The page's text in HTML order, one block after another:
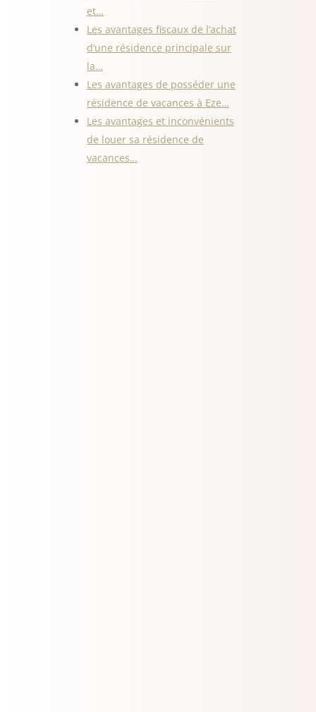
et…
Les avantages fiscaux de l’achat
d’une résidence principale sur
la…
Les avantages de posséder une
résidence de vacances à Eze…
Les avantages et inconvénients
de louer sa résidence de
vacances…